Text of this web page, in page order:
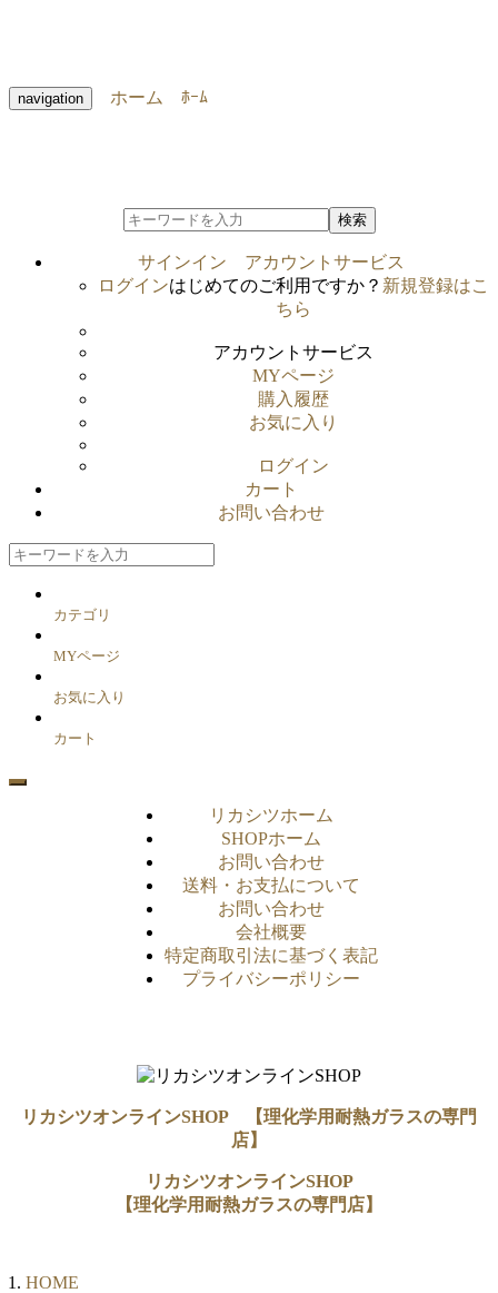
navigation ホーム ﾎｰﾑ
検索
サインイン
アカウントサービス
ログインはじめてのご利用ですか？ 新規登録はこ
ちら
アカウントサービス
MYページ
購入履歴
お気に入り
ログイン
カート
お問い合わせ
カテゴリ
MYページ
お気に入り
カート
リカシツホーム
SHOPホーム
お問い合わせ
送料・お支払について
お問い合わせ
会社概要
特定商取引法に基づく表記
プライバシーポリシー
リカシツオンラインSHOP 【理化学用耐熱ガラスの専門
店】
リカシツオンラインSHOP
【理化学用耐熱ガラスの専門店】
HOME